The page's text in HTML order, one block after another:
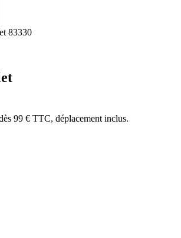
83330
99 € TTC, déplacement inclus.